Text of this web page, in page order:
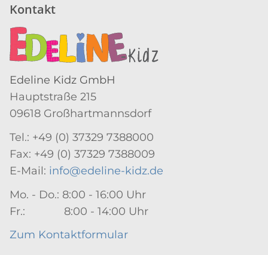
Kontakt
Edeline Kidz GmbH
Hauptstraße 215
09618 Großhartmannsdorf
Tel.: +49 (0) 37329 7388000
Fax: +49 (0) 37329 7388009
E-Mail: info@edeline-kidz.de
Mo. - Do.: 8:00 - 16:00 Uhr
Fr.: 8:00 - 14:00 Uhr
Zum Kontaktformular